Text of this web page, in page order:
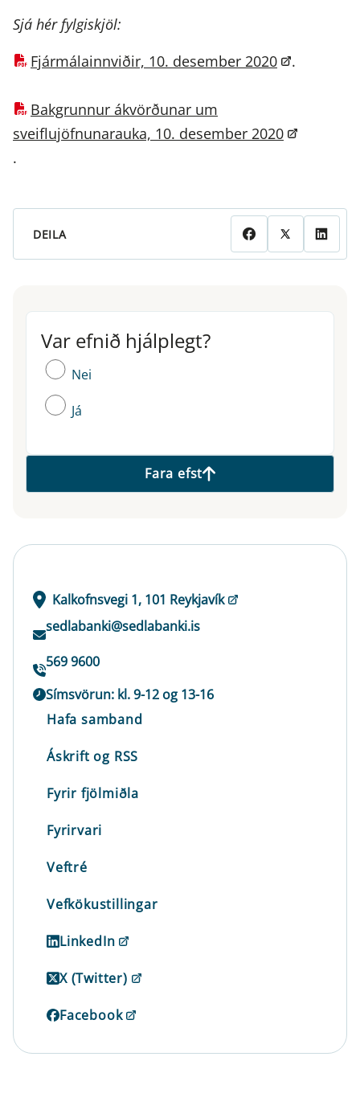
Sjá hér fylgiskjöl:
Fjármálainnviðir, 10. desember 2020
.
Bakgrunnur ákvörðunar um
sveiflujöfnunarauka, 10. desember 2020
.
DEILA
Var efnið hjálplegt?
Var efnið hjálplegt?
Nei
Já
Fara efst
Kalkofnsvegi 1, 101 Reykjavík
sedlabanki@sedlabanki.is
569 9600
Símsvörun: kl. 9-12 og 13-16
Hafa samband
Áskrift og RSS
Fyrir fjölmiðla
Fyrirvari
Veftré
Vefkökustillingar
LinkedIn
X (Twitter)
Facebook